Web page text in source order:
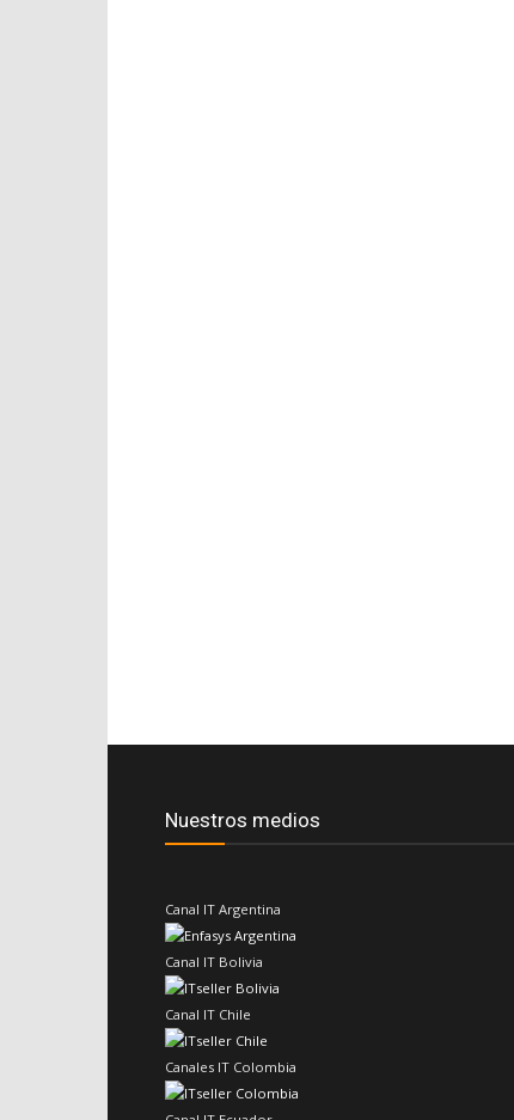
Nuestros medios
Canal IT Argentina
Canal IT Bolivia
Canal IT Chile
Canales IT Colombia